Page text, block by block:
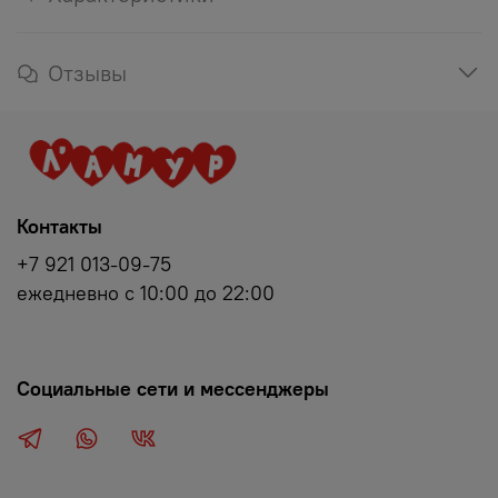
Отзывы
Контакты
+7 921 013-09-75
ежедневно с 10:00 до 22:00
Социальные сети и мессенджеры